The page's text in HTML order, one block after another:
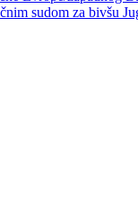
sudom za bivšu